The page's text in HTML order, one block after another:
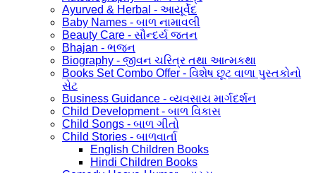
Ayurved & Herbal - આયૂર્વેદ
Baby Names - બાળ નામાવલી
Beauty Care - સૌન્દર્ય જતન
Bhajan - ભજન
Biography - જીવન ચરિત્ર તથા આત્મકથા
Books Set Combo Offer - વિશેષ છૂટ વાળા પુસ્તકોનો
સેટ
Business Guidance - વ્યવસાય માર્ગદર્શન
Child Development - બાળ વિકાસ
Child Songs - બાળ ગીતો
Child Stories - બાળવાર્તા
English Children Books
Hindi Children Books